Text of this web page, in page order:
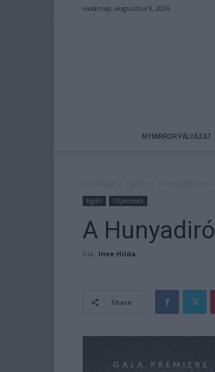
vasárnap, augusztus 9, 2026
MYMIRROR PÁLYÁZAT
Egyéb Ötpercesek
A
Írta: Imre Hilda -
Share